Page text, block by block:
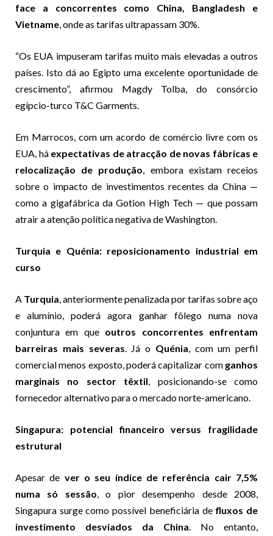
face a concorrentes como China, Bangladesh e
Vietname, onde as tarifas ultrapassam 30%.
“Os EUA impuseram tarifas muito mais elevadas a outros
países. Isto dá ao Egipto uma excelente oportunidade de
crescimento”, afirmou Magdy Tolba, do consórcio
egípcio-turco T&C Garments.
Em Marrocos, com um acordo de comércio livre com os
EUA, há expectativas de atracção de novas fábricas e
relocalização de produção, embora existam receios
sobre o impacto de investimentos recentes da China —
como a gigafábrica da Gotion High Tech — que possam
atrair a atenção política negativa de Washington.
Turquia e Quénia: reposicionamento industrial em
curso
A Turquia, anteriormente penalizada por tarifas sobre aço
e alumínio, poderá agora ganhar fôlego numa nova
conjuntura em que outros concorrentes enfrentam
barreiras mais severas. Já o Quénia, com um perfil
comercial menos exposto, poderá capitalizar com ganhos
marginais no sector têxtil, posicionando-se como
fornecedor alternativo para o mercado norte-americano.
Singapura: potencial financeiro versus fragilidade
estrutural
Apesar de ver o seu índice de referência cair 7,5%
numa só sessão, o pior desempenho desde 2008,
Singapura surge como possível beneficiária de fluxos de
investimento desviados da China. No entanto,